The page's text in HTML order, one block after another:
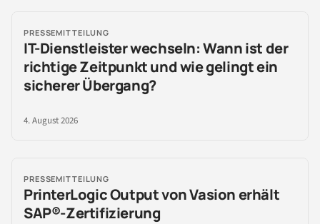
PRESSEMITTEILUNG
IT-Dienstleister wechseln: Wann ist der
richtige Zeitpunkt und wie gelingt ein
sicherer Übergang?
4. August 2026
PRESSEMITTEILUNG
PrinterLogic Output von Vasion erhält
SAP®-Zertifizierung